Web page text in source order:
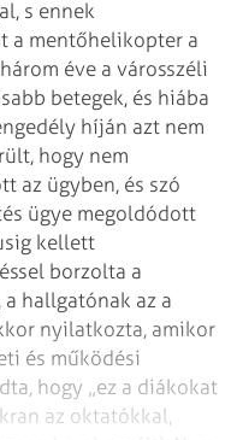
s ennek
a mentőhelikopter a
éve a városszéli
betegek, és hiába
híján azt nem
hogy nem
az ügyben, és szó
ügye megoldódott
kellett
borzolta a
hallgatónak az a
nyilatkozta, amikor
és működési
hogy „ez a diákokat
az oktatókkal,